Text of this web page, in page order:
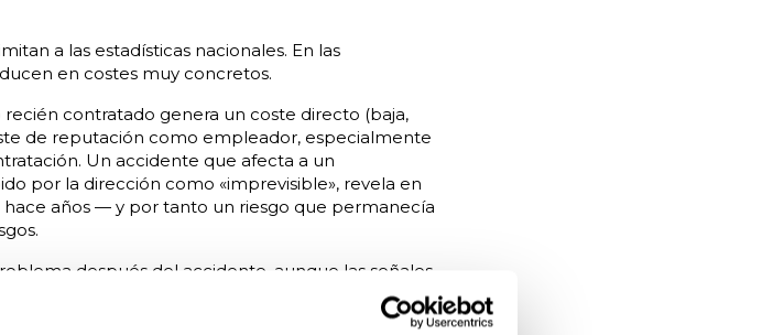
a las estadísticas nacionales. En las
en costes muy concretos.
contratado genera un coste directo (baja,
de reputación como empleador, especialmente
Un accidente que afecta a un
por la dirección como «imprevisible», revela en
hace años — y por tanto un riesgo que permanecía
después del accidente, aunque las señales